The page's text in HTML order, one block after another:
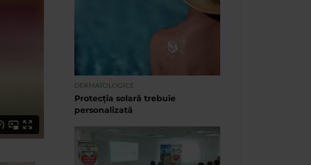
DERMATOLOGICE
Protecția solară trebuie
personalizată